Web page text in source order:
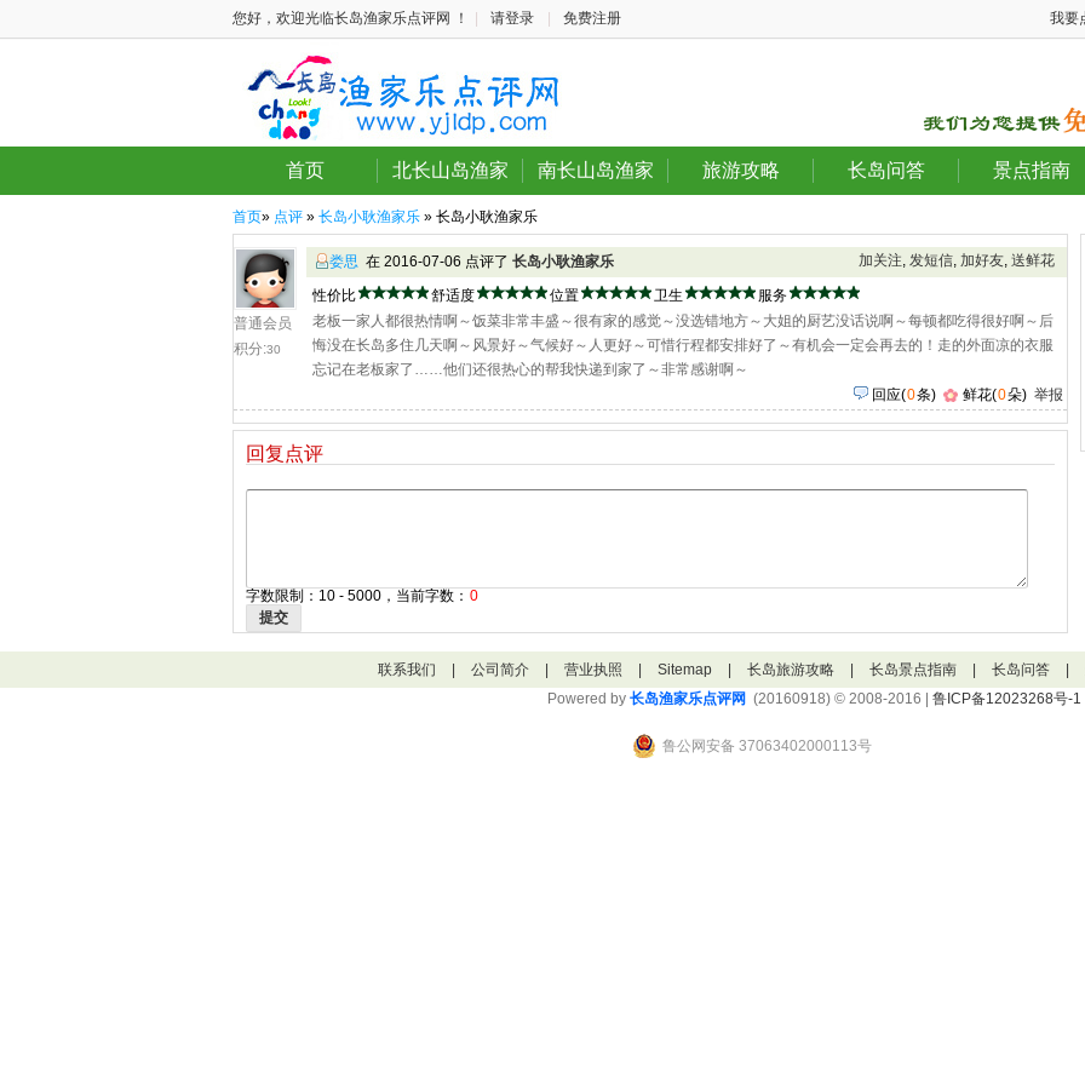
您好，欢迎光临长岛渔家乐点评网 ！ 请登录 免费注册 我要
首页 北长山岛渔家 南长山岛渔家 旅游攻略 长岛问答 景点指南
首页» 点评 » 长岛小耿渔家乐 » 长岛小耿渔家乐
普通会员
积分:30
加关注, 发短信, 加好友, 送鲜花
娄思 在 2016-07-06 点评了 长岛小耿渔家乐
性价比
舒适度 位置 卫生
服务
老板一家人都很热情啊～饭菜非常丰盛～很有家的感觉～没选错地方～大姐的厨艺没话说啊～每顿都吃得很好啊～后
悔没在长岛多住几天啊～风景好～气候好～人更好～可惜行程都安排好了～有机会一定会再去的！走的外面凉的衣服
忘记在老板家了……他们还很热心的帮我快递到家了～非常感谢啊～
回应(0条) 鲜花(0朵) 举报
回复点评
字数限制：10 - 5000，当前字数： 0
提交
联系我们 公司简介 营业执照 Sitemap 长岛旅游攻略 长岛景点指南 长岛问答
Powered by 长岛渔家乐点评网 (20160918) © 2008-2016 | 鲁ICP备12023268号-1
鲁公网安备 37063402000113号